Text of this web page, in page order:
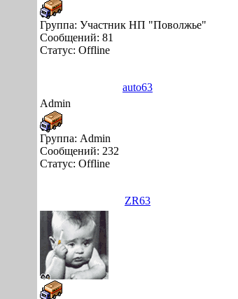
Группа: Участник НП "Поволжье"
Сообщений: 81
Статус: Offline
auto63
Admin
Группа: Аdmin
Сообщений: 232
Статус: Offline
ZR63